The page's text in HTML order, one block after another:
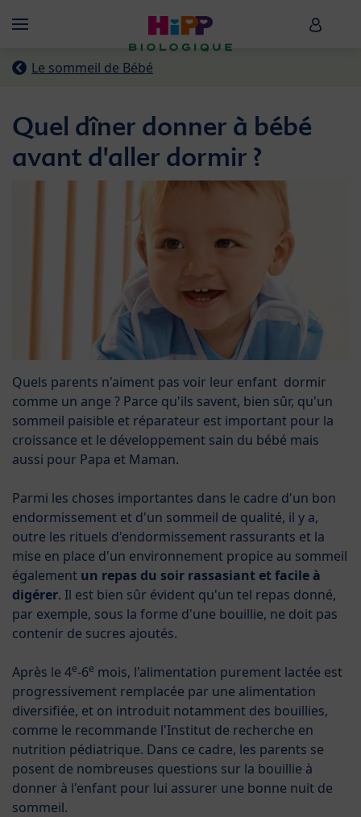
Menü HiPP
Le sommeil de Bébé
Quel dîner donner à bébé
avant d'aller dormir ?
Quels parents n'aiment pas voir leur enfant dormir
comme un ange ? Parce qu'ils savent, bien sûr, qu'un
sommeil paisible et réparateur est important pour la
croissance et le développement sain du bébé mais
aussi pour Papa et Maman.
Parmi les choses importantes dans le cadre d'un bon
endormissement et d'un sommeil de qualité, il y a,
outre les rituels d'endormissement rassurants et la
mise en place d'un environnement propice au sommeil
également un repas du soir rassasiant et facile à
digérer. Il est bien sûr évident qu'un tel repas donné,
par exemple, sous la forme d'une bouillie, ne doit pas
contenir de sucres ajoutés.
Après le 4e-6e mois, l'alimentation purement lactée est
progressivement remplacée par une alimentation
diversifiée, et on introduit notamment des bouillies,
comme le recommande l'Institut de recherche en
nutrition pédiatrique. Dans ce cadre, les parents se
posent de nombreuses questions sur la bouillie à
donner à l'enfant pour lui assurer une bonne nuit de
sommeil.